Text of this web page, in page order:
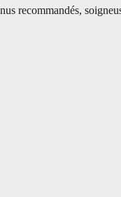
recommandés,